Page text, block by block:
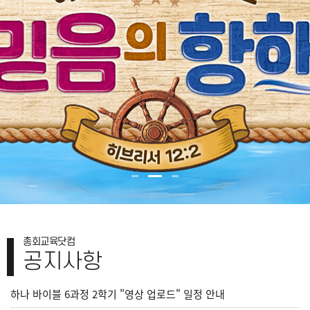
총회교육닷컴
공지사항
하나 바이블 6과정 2학기 "영상 업로드" 일정 안내